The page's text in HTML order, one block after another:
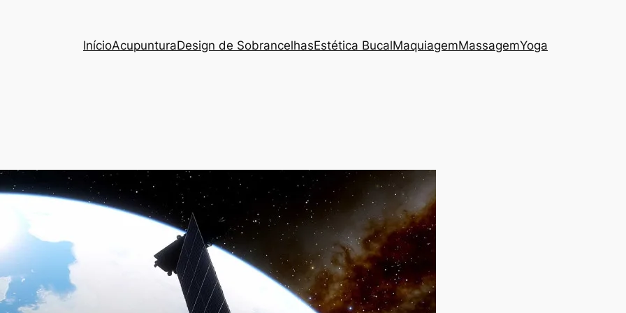
InícioAcupunturaDesign de SobrancelhasEstética BucalMaquiagemMassagemYoga